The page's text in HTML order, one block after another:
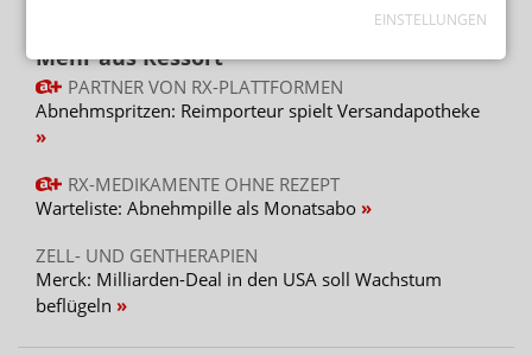
EINSTELLUNGEN
Mehr aus Ressort
PARTNER VON RX-PLATTFORMEN
Abnehmspritzen: Reimporteur spielt Versandapotheke
RX-MEDIKAMENTE OHNE REZEPT
Warteliste: Abnehmpille als Monatsabo
ZELL- UND GENTHERAPIEN
Merck: Milliarden-Deal in den USA soll Wachstum
beflügeln